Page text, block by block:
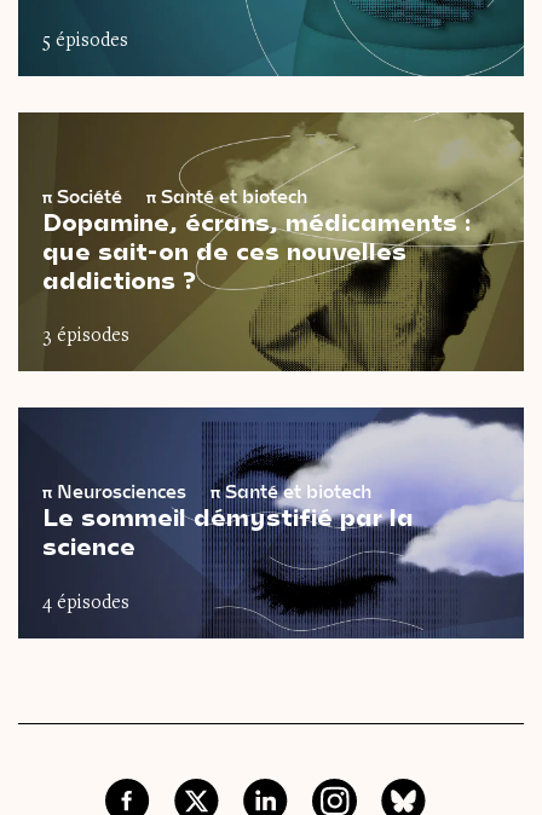
5 épisodes
π Société π Santé et biotech
Dopamine, écrans, médicaments :
que sait-on de ces nouvelles
addictions ?
3 épisodes
π Neurosciences πSanté et biotech
Le sommeil démystifié par la
science
4 épisodes